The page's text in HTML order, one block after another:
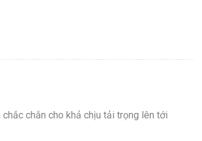
chắn cho khả chịu tải trọng lên tới